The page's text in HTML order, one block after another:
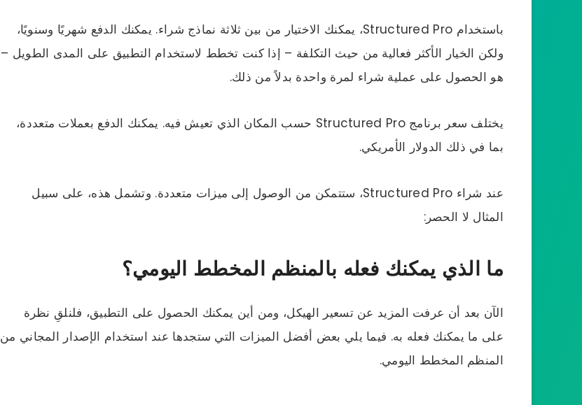
باستخدام Structured Pro، يمكنك الاختيار من بين ثلاثة نماذج شراء. يمكنك الدفع شهريًا وسنويًا،
ولكن الخيار الأكثر فعالية من حيث التكلفة – إذا كنت تخطط لاستخدام التطبيق على المدى الطويل –
هو الحصول على عملية شراء لمرة واحدة بدلاً من ذلك.
يختلف سعر برنامج Structured Pro حسب المكان الذي تعيش فيه. يمكنك الدفع بعملات متعددة،
بما في ذلك الدولار الأمريكي.
عند شراء Structured Pro، ستتمكن من الوصول إلى ميزات متعددة. وتشمل هذه، على سبيل
المثال لا الحصر:
ما الذي يمكنك فعله بالمنظم المخطط اليومي؟
الآن بعد أن عرفت المزيد عن تسعير الهيكل، ومن أين يمكنك الحصول على التطبيق، فلنلقِ نظرة
على ما يمكنك فعله به. فيما يلي بعض أفضل الميزات التي ستجدها عند استخدام الإصدار المجاني من
المنظم المخطط اليومي.